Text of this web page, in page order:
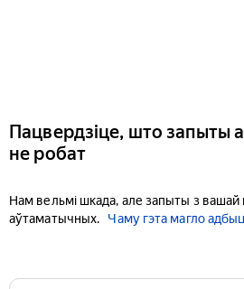
Пацвердзіце, што запыты
не робат
Нам вельмі шкада, але запыты з
аўтаматычных.
Чаму гэта магло